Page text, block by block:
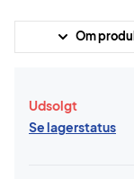
Om
Udsolgt
Se lagerstatus